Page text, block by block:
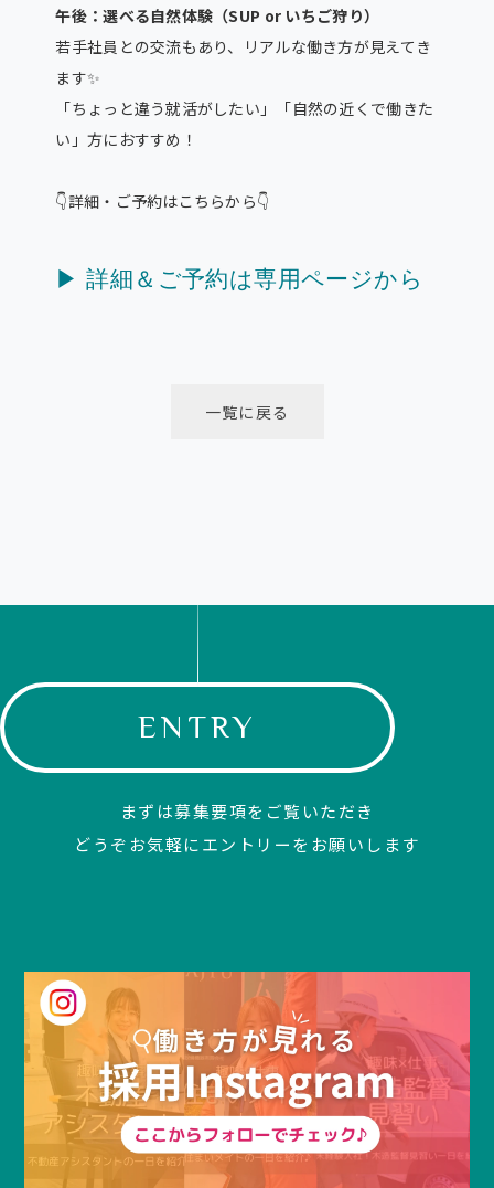
午後：選べる自然体験（SUP or いちご狩り）
若手社員との交流もあり、リアルな働き方が見えてき
ます✨
「ちょっと違う就活がしたい」「自然の近くで働きた
い」方におすすめ！
👇詳細・ご予約はこちらから👇
▶ 詳細＆ご予約は専用ページから
一覧に戻る
ENTRY
まずは募集要項をご覧いただき
どうぞお気軽にエントリーをお願いします